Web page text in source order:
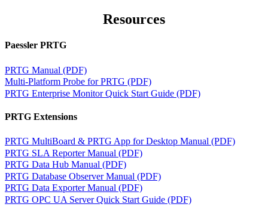
Resources
Paessler PRTG
PRTG Manual (PDF)
Multi-Platform Probe for PRTG (PDF)
PRTG Enterprise Monitor Quick Start Guide (PDF)
PRTG Extensions
PRTG MultiBoard & PRTG App for Desktop Manual (PDF)
PRTG SLA Reporter Manual (PDF)
PRTG Data Hub Manual (PDF)
PRTG Database Observer Manual (PDF)
PRTG Data Exporter Manual (PDF)
PRTG OPC UA Server Quick Start Guide (PDF)